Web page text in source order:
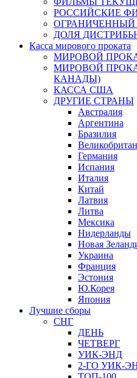
РОССИЙСКИЕ
ОГРАНИЧЕННЫЙ
ДОЛЯ
Касса мирового проката
МИРОВОЙ
МИРОВОЙ
КАНАДЫ)
КАССА США
ДРУГИЕ СТРАНЫ
Австралия
Аргентина
Бразилия
Германия
Испания
Италия
Китай
Латвия
Литва
Мексика
Нидерланды
Новая
Украина
Франция
Эстония
Ю.Корея
Япония
Лучшие сборы
СНГ
ДЕНЬ
ЧЕТВЕРГ
УИК-ЭНД
2-ГО УИК-